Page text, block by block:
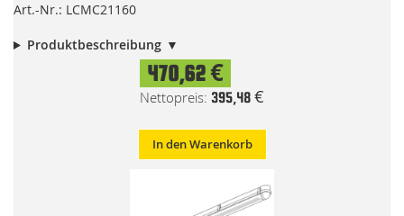
Art.-Nr.: LCMC21160
Produktbeschreibung
470,62 €
395,48 €
In den Warenkorb